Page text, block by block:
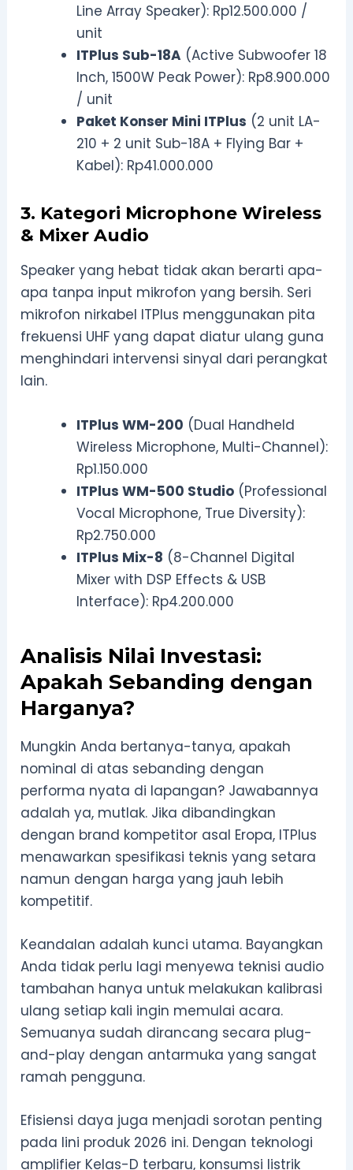
Line Array Speaker): Rp12.500.000 /
unit
ITPlus Sub-18A (Active Subwoofer 18
Inch, 1500W Peak Power): Rp8.900.000
/ unit
Paket Konser Mini ITPlus (2 unit LA-
210 + 2 unit Sub-18A + Flying Bar +
Kabel): Rp41.000.000
3. Kategori Microphone Wireless
& Mixer Audio
Speaker yang hebat tidak akan berarti apa-
apa tanpa input mikrofon yang bersih. Seri
mikrofon nirkabel ITPlus menggunakan pita
frekuensi UHF yang dapat diatur ulang guna
menghindari intervensi sinyal dari perangkat
lain.
ITPlus WM-200 (Dual Handheld
Wireless Microphone, Multi-Channel):
Rp1.150.000
ITPlus WM-500 Studio (Professional
Vocal Microphone, True Diversity):
Rp2.750.000
ITPlus Mix-8 (8-Channel Digital
Mixer with DSP Effects & USB
Interface): Rp4.200.000
Analisis Nilai Investasi:
Apakah Sebanding dengan
Harganya?
Mungkin Anda bertanya-tanya, apakah
nominal di atas sebanding dengan
performa nyata di lapangan? Jawabannya
adalah ya, mutlak. Jika dibandingkan
dengan brand kompetitor asal Eropa, ITPlus
menawarkan spesifikasi teknis yang setara
namun dengan harga yang jauh lebih
kompetitif.
Keandalan adalah kunci utama. Bayangkan
Anda tidak perlu lagi menyewa teknisi audio
tambahan hanya untuk melakukan kalibrasi
ulang setiap kali ingin memulai acara.
Semuanya sudah dirancang secara plug-
and-play dengan antarmuka yang sangat
ramah pengguna.
Efisiensi daya juga menjadi sorotan penting
pada lini produk 2026 ini. Dengan teknologi
amplifier Kelas-D terbaru, konsumsi listrik